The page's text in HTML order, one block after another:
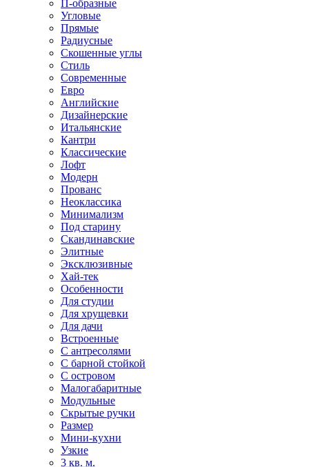
П-образные
Угловые
Прямые
Радиусные
Скошенные углы
Стиль
Современные
Евро
Английские
Дизайнерские
Итальянские
Кантри
Классические
Лофт
Модерн
Прованс
Неоклассика
Минимализм
Под старину
Скандинавские
Элитные
Эксклюзивные
Хай-тек
Особенности
Для студии
Для хрущевки
Для дачи
Встроенные
С антресолями
С барной стойкой
С островом
Малогабаритные
Модульные
Скрытые ручки
Размер
Мини-кухни
Узкие
3 кв. м.